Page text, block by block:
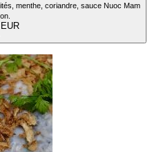
menthe, coriandre, sauce Nuoc Mam